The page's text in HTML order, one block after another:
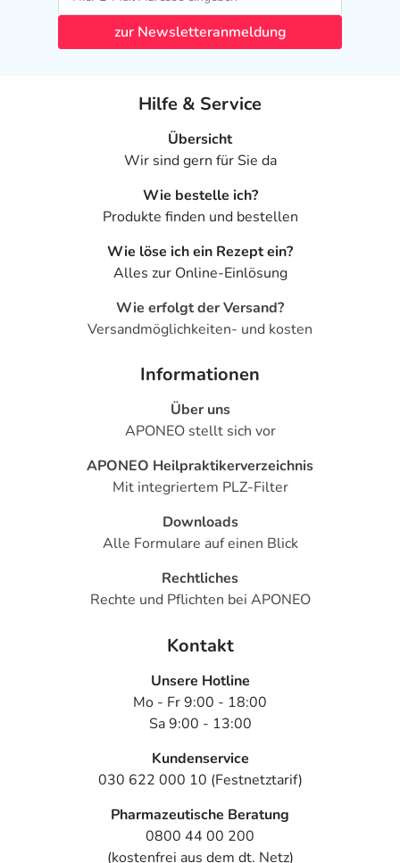
zur Newsletteranmeldung
Hilfe & Service
Übersicht
Wir sind gern für Sie da
Wie bestelle ich?
Produkte finden und bestellen
Wie löse ich ein Rezept ein?
Alles zur Online-Einlösung
Wie erfolgt der Versand?
Versandmöglichkeiten- und kosten
Informationen
Über uns
APONEO stellt sich vor
APONEO Heilpraktikerverzeichnis
Mit integriertem PLZ-Filter
Downloads
Alle Formulare auf einen Blick
Rechtliches
Rechte und Pflichten bei APONEO
Kontakt
Unsere Hotline
Mo - Fr 9:00 - 18:00
Sa 9:00 - 13:00
Kundenservice
030 622 000 10 (Festnetztarif)
Pharmazeutische Beratung
0800 44 00 200
(kostenfrei aus dem dt. Netz)